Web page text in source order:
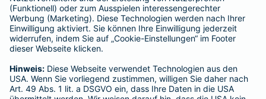
Tierversicherungen
Haftpflichtversicherung
Hausratversicherung
Adresse ändern
Schaden melden